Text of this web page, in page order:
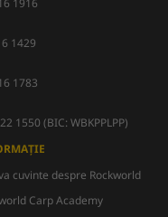
1916
1429
1783
1550 (BIC: WBKPPLPP)
cuvinte despre Rockworld
Carp Academy